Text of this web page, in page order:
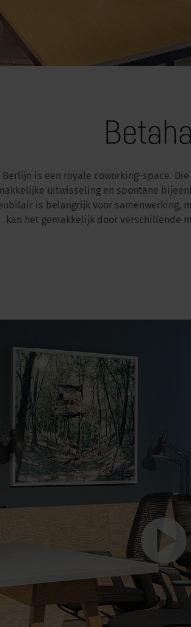
Berlijn is een royale coworking-space.
uitwisseling en spontane
is belangrijk voor samenwerking,
kan het gemakkelijk door verschillende